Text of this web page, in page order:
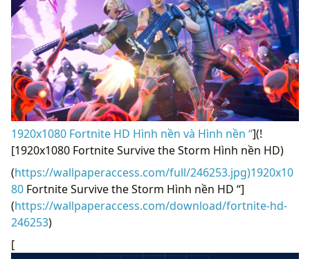
1920x1080 Fortnite HD Hình nền và Hình nền “](!
[1920x1080 Fortnite Survive the Storm Hình nền HD)
(https://wallpaperaccess.com/full/246253.jpg)1920x10
80 Fortnite Survive the Storm Hình nền HD “]
(https://wallpaperaccess.com/download/fortnite-hd-
246253)
[